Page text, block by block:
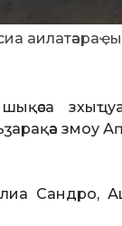
змоу
Сандро,